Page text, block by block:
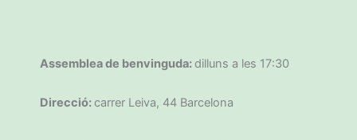
Assemblea de benvinguda: dilluns a les 17:30
Direcció: carrer Leiva, 44 Barcelona